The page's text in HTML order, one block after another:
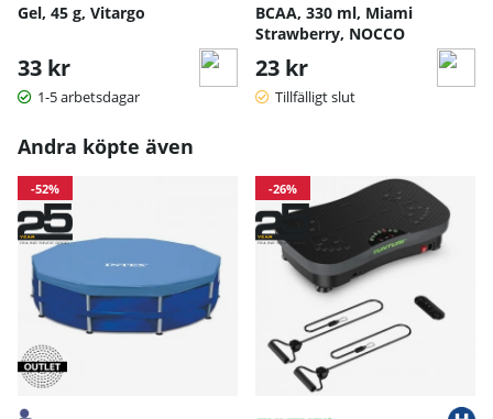
Gel, 45 g, Vitargo
33 kr
1-5 arbetsdagar
BCAA, 330 ml, Miami
Strawberry, NOCCO
23 kr
Tillfälligt slut
Andra köpte även
-52% -26%